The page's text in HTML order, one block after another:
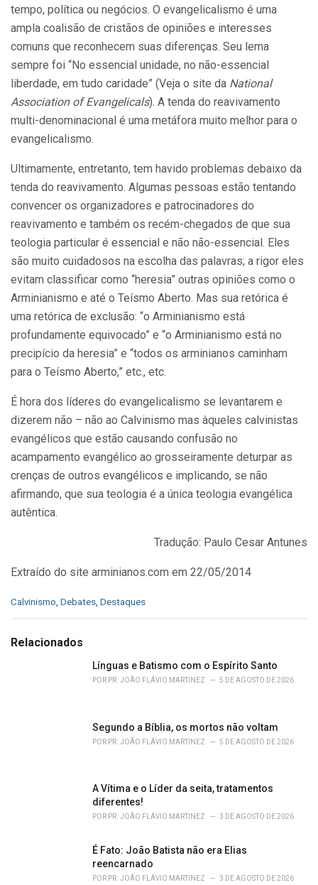
tempo, política ou negócios. O evangelicalismo é uma
ampla coalisão de cristãos de opiniões e interesses
comuns que reconhecem suas diferenças. Seu lema
sempre foi “No essencial unidade, no não-essencial
liberdade, em tudo caridade” (Veja o site da National
Association of Evangelicals). A tenda do reavivamento
multi-denominacional é uma metáfora muito melhor para o
evangelicalismo.
Ultimamente, entretanto, tem havido problemas debaixo da
tenda do reavivamento. Algumas pessoas estão tentando
convencer os organizadores e patrocinadores do
reavivamento e também os recém-chegados de que sua
teologia particular é essencial e não não-essencial. Eles
são muito cuidadosos na escolha das palavras; a rigor eles
evitam classificar como “heresia” outras opiniões como o
Arminianismo e até o Teísmo Aberto. Mas sua retórica é
uma retórica de exclusão: “o Arminianismo está
profundamente equivocado” e “o Arminianismo está no
precipício da heresia” e “todos os arminianos caminham
para o Teísmo Aberto,” etc., etc.
É hora dos líderes do evangelicalismo se levantarem e
dizerem não – não ao Calvinismo mas àqueles calvinistas
evangélicos que estão causando confusão no
acampamento evangélico ao grosseiramente deturpar as
crenças de outros evangélicos e implicando, se não
afirmando, que sua teologia é a única teologia evangélica
autêntica.
Tradução: Paulo Cesar Antunes
Extraído do site arminianos.com em 22/05/2014
C
e
Calvinismo Debates Destaques
Relacionados
Línguas e Batismo com o Espírito Santo
POR PR. JOÃO FLÁVIO MARTINEZ 5 DE AGOSTO DE 2026
Segundo a Bíblia, os mortos não voltam
POR PR. JOÃO FLÁVIO MARTINEZ 5 DE AGOSTO DE 2026
A Vítima e o Líder da seita, tratamentos
diferentes!
POR PR. JOÃO FLÁVIO MARTINEZ 3 DE AGOSTO DE 2026
É Fato: João Batista não era Elias
reencarnado
POR PR. JOÃO FLÁVIO MARTINEZ 3 DE AGOSTO DE 2026